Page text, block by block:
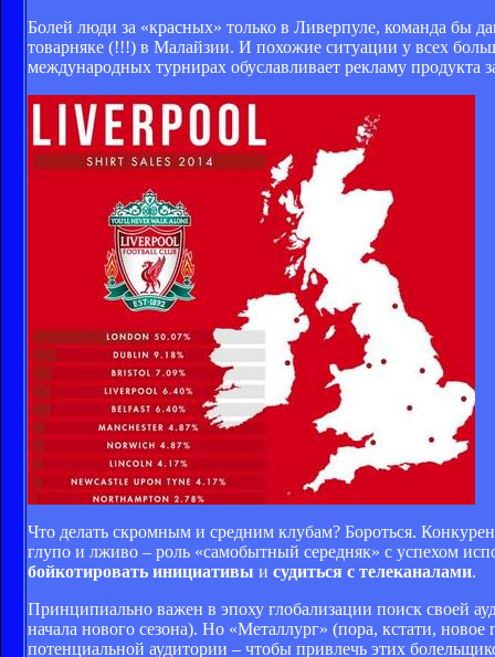
Болей люди за «красных» только в Ливерпуле, команда бы
товарняке (!!!) в Малайзии. И похожие ситуации у всех
международных турнирах обуславливает рекламу
Что делать скромным и средним клубам? Бороться.
глупо и лживо – роль «самобытный середняк» с успехом
бойкотировать инициативы и судиться с телеканалами.
Принципиально важен в эпоху глобализации поиск своей
начала нового сезона). Но «Металлург» (пора, кстати,
потенциальной аудитории – чтобы привлечь этих